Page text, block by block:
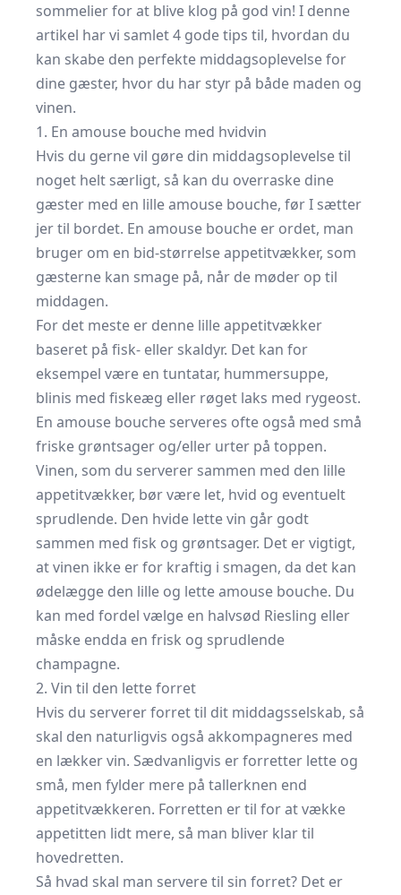
sommelier for at blive klog på god vin! I denne
artikel har vi samlet 4 gode tips til, hvordan du
kan skabe den perfekte middagsoplevelse for
dine gæster, hvor du har styr på både maden og
vinen.
1. En amouse bouche med hvidvin
Hvis du gerne vil gøre din middagsoplevelse til
noget helt særligt, så kan du overraske dine
gæster med en lille amouse bouche, før I sætter
jer til bordet. En amouse bouche er ordet, man
bruger om en bid-størrelse appetitvækker, som
gæsterne kan smage på, når de møder op til
middagen.
For det meste er denne lille appetitvækker
baseret på fisk- eller skaldyr. Det kan for
eksempel være en tuntatar, hummersuppe,
blinis med fiskeæg eller røget laks med rygeost.
En amouse bouche serveres ofte også med små
friske grøntsager og/eller urter på toppen.
Vinen, som du serverer sammen med den lille
appetitvækker, bør være let, hvid og eventuelt
sprudlende. Den hvide lette vin går godt
sammen med fisk og grøntsager. Det er vigtigt,
at vinen ikke er for kraftig i smagen, da det kan
ødelægge den lille og lette amouse bouche. Du
kan med fordel vælge en halvsød Riesling eller
måske endda en frisk og sprudlende
champagne.
2. Vin til den lette forret
Hvis du serverer forret til dit middagsselskab, så
skal den naturligvis også akkompagneres med
en lækker vin. Sædvanligvis er forretter lette og
små, men fylder mere på tallerknen end
appetitvækkeren. Forretten er til for at vække
appetitten lidt mere, så man bliver klar til
hovedretten.
Så hvad skal man servere til sin forret? Det er